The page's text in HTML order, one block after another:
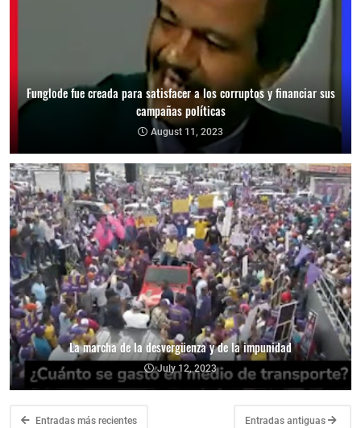
Funglode fue creada para satisfacer a los corruptos y financiar sus
campañas políticas
August 11, 2023
La marcha de la desvergüenza y de la impunidad
July 12, 2023
Entradas más recientes Entradas antiguas